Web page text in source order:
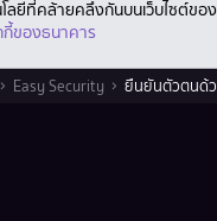
โลยีที่คล้ายคลึงกันบนเว็บไซต์
กี้ของธนาคาร
Easy Security ยืนยันตัวตนด้ว